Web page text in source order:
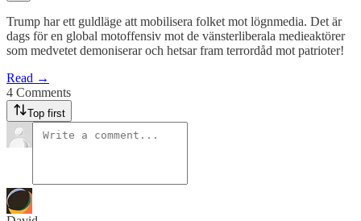
Trump har ett guldläge att mobilisera folket mot lögnmedia. Det är
dags för en global motoffensiv mot de vänsterliberala medieaktörer
som medvetet demoniserar och hetsar fram terrordåd mot patrioter!
Read →
4 Comments
Top first